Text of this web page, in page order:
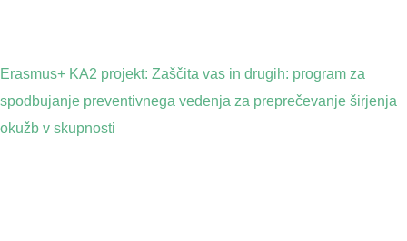
Erasmus+ KA2 projekt: Zaščita vas in drugih: program za
spodbujanje preventivnega vedenja za preprečevanje širjenja
okužb v skupnosti